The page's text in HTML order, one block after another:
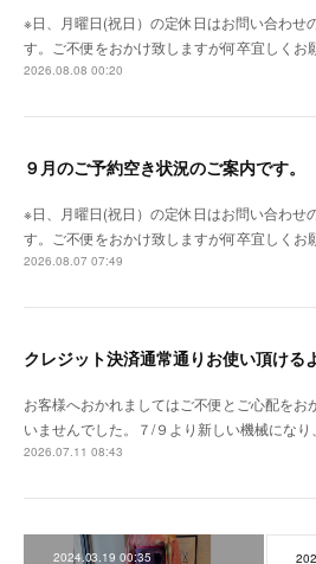
※日、月曜日(祝日）の定休日はお問い合わせ
す。ご不便をおかけ致しますが何卒宜しく
2026.08.08 00:20
９月のご予約空き状況のご案内です。
※日、月曜日(祝日）の定休日はお問い合わせ
す。ご不便をおかけ致しますが何卒宜しく
2026.08.07 07:49
クレジット決済通常通りお使い頂ける
お客様へおかれましてはご不便とご心配を
いませんでした。７/９より新しい機械にな
2026.07.11 08:43
2024.03.19 00:35